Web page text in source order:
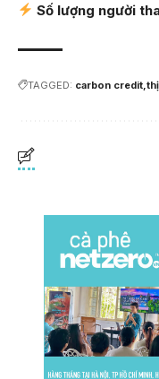
Số lượng người
TAGGED: carbon credit